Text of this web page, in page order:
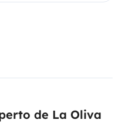
de La Oliva